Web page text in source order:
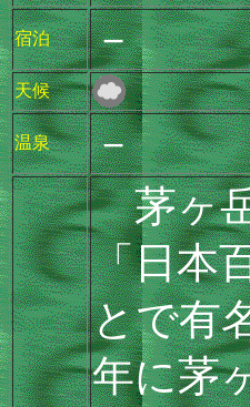
宿泊 －
天候
温泉 －
茅ヶ岳
「日本
とで有
年に茅